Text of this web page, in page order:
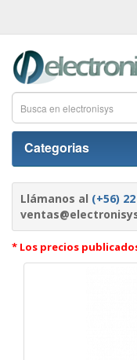
Categorias
Llámanos al (+56)
* Los precios